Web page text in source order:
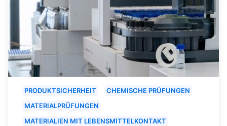
PRODUKTSICHERHEIT
CHEMISCHE PRÜFUNGEN
MATERIALPRÜFUNGEN
MATERIALIEN MIT LEBENSMITTELKONTAKT